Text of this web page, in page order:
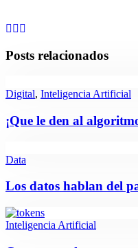
Posts relacionados
Digital, Inteligencia Artificial
¡Que le den al
Data
Los datos hablan del
Inteligencia Artificial